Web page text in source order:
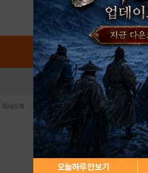
오늘하루 안보기
로그인 PC버전
회사소개 이용약관 | 개인정보 처리방침 | 청소년 보
사업자등록번호:119-86-61101 (주)
주소: 서울시 금천구 가산디지털1로 171 연
청소년보호책임자:김동욱
등록번호:서울아02322 | 등
발행인:(주)스마트나우 송현